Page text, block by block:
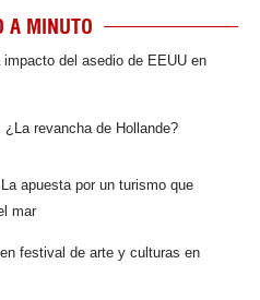
A MINUTO
impacto del asedio de EEUU en
¿La revancha de Hollande?
apuesta por un turismo que
mar
festival de arte y culturas en